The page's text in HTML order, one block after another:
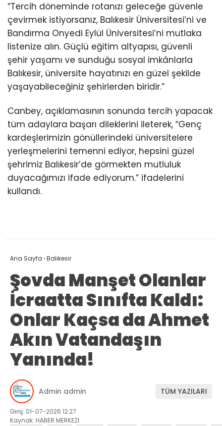
“Tercih döneminde rotanızı geleceğe güvenle
çevirmek istiyorsanız, Balıkesir Üniversitesi’ni ve
Bandırma Onyedi Eylül Üniversitesi’ni mutlaka
listenize alın. Güçlü eğitim altyapısı, güvenli
şehir yaşamı ve sunduğu sosyal imkânlarla
Balıkesir, üniversite hayatınızı en güzel şekilde
yaşayabileceğiniz şehirlerden biridir.”
Canbey, açıklamasının sonunda tercih yapacak
tüm adaylara başarı dileklerini ileterek, “Genç
kardeşlerimizin gönüllerindeki üniversitelere
yerleşmelerini temenni ediyor, hepsini güzel
şehrimiz Balıkesir’de görmekten mutluluk
duyacağımızı ifade ediyorum.” ifadelerini
kullandı.
Ana Sayfa ›Balıkesir
Şovda Manşet Olanlar
İcraatta Sınıfta Kaldı:
Onlar Kaçsa da Ahmet
Akın Vatandaşın
Yanında!
Admin admin TÜM YAZILARI
Giriş: 01-07-2026 12:27
Kaynak: HABER MERKEZİ